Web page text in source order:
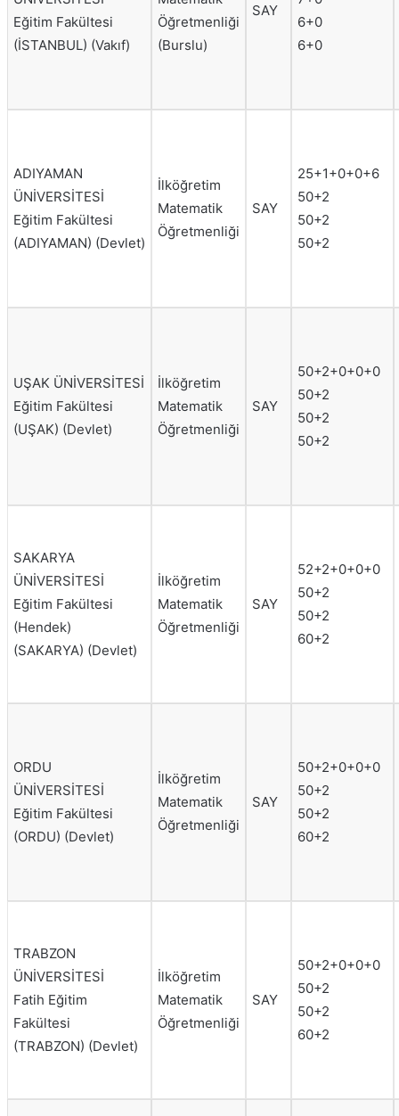
Eğitim Fakültesi
(İSTANBUL) (Vakıf)
Öğretmenliği
(Burslu)
SAY
6+0
6+0
ADIYAMAN
ÜNİVERSİTESİ
Eğitim Fakültesi
(ADIYAMAN) (Devlet)
İlköğretim
Matematik
Öğretmenliği
SAY
25+1+0+0+6
50+2
50+2
50+2
UŞAK ÜNİVERSİTESİ
Eğitim Fakültesi
(UŞAK) (Devlet)
İlköğretim
Matematik
Öğretmenliği
SAY
50+2+0+0+0
50+2
50+2
50+2
SAKARYA
ÜNİVERSİTESİ
Eğitim Fakültesi
(Hendek)
(SAKARYA) (Devlet)
İlköğretim
Matematik
Öğretmenliği
SAY
52+2+0+0+0
50+2
50+2
60+2
ORDU
ÜNİVERSİTESİ
Eğitim Fakültesi
(ORDU) (Devlet)
İlköğretim
Matematik
Öğretmenliği
SAY
50+2+0+0+0
50+2
50+2
60+2
TRABZON
ÜNİVERSİTESİ
Fatih Eğitim
Fakültesi
(TRABZON) (Devlet)
İlköğretim
Matematik
Öğretmenliği
SAY
50+2+0+0+0
50+2
50+2
60+2